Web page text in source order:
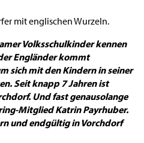
mit englischen Wurzeln.
Volksschulkinder kennen
Engländer kommt
sich mit den Kindern in seiner
Seit knapp 7 Jahren ist
Und fast genausolange
Mitglied Katrin Payrhuber.
und endgültig in Vorchdorf